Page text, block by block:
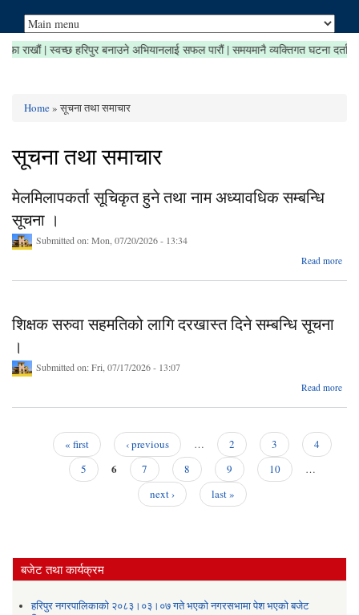
सफा राखौं | स्वच्छ हरिपुर बनाउने अभियानलाई सफल पारौं | समयमानै व्यक्तिगत घटना
You are here
Home» सूचना तथा समाचार
सूचना तथा समाचार
मेलमिलापकर्ता सूचिकृत हुने तथा नाम अध्यावधिक सम्बन्धि
सूचना ।
Submitted on:Mon, 07/20/2026 - 13:34
Read more
शिक्षक सरुवा सहमतिको लागि दरखास्त दिने सम्बन्धि सूचना
।
Submitted on:Fri, 07/17/2026 - 13:07
Read more
« first ‹ previous … 2 3
4
5
6 7 8 9 10
…
next ›
last »
बजेट तथा कार्यक्रम
हरिपुर नगरपालिकाको २०८३।०३।०७ गते भएको नगरसभामा पेश भएको बजेट